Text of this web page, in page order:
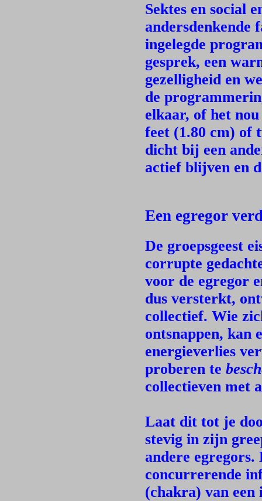
Sektes en social
andersdenkende
ingelegde
gesprek, een
gezelligheid en
de
elkaar, of het
feet (1.80 cm) of
dicht bij een
actief blijven en
Een egregor
De groepsgeest
corrupte
voor de egregor
dus versterkt,
collectief. Wie
ontsnappen, kan
energieverlies
proberen te
collectieven met
Laat dit tot je
stevig in zijn
andere
concurrerende
(chakra) van een